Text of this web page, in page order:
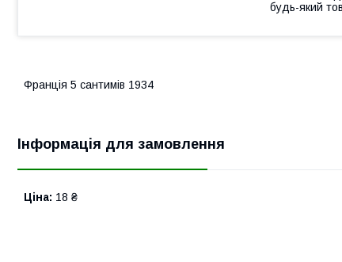
будь-який
Франція 5 сантимів 1934
Інформація для замовлення
Ціна: 18 ₴